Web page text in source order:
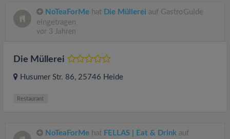
NoTeaForMe hat Die Müllerei auf GastroGuide
eingetragen
vor 3 Jahren
Die Müllerei
Husumer Str. 86, 25746 Heide
Restaurant
NoTeaForMe hat FELLAS | Eat & Drink auf